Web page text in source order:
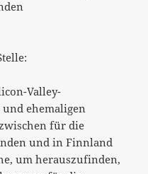
Valley-
ehemaligen
für die
und in Finnland
um herauszufinden,